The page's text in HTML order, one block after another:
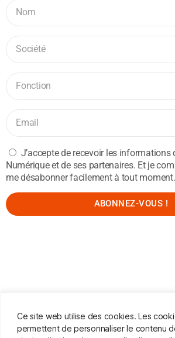
Ce site web utilise des cookies. Les
permettent de personnaliser le contenu
J’accepte de recevoir les informations
Numérique et de ses partenaires. Et je
me désabonner facilement à tout moment.
ABONNEZ-VOUS !